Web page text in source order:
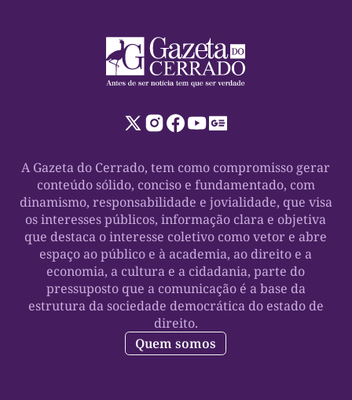
A Gazeta do Cerrado, tem como compromisso gerar
conteúdo sólido, conciso e fundamentado, com
dinamismo, responsabilidade e jovialidade, que visa
os interesses públicos, informação clara e objetiva
que destaca o interesse coletivo como vetor e abre
espaço ao público e à academia, ao direito e a
economia, a cultura e a cidadania, parte do
pressuposto que a comunicação é a base da
estrutura da sociedade democrática do estado de
direito.
Quem somos